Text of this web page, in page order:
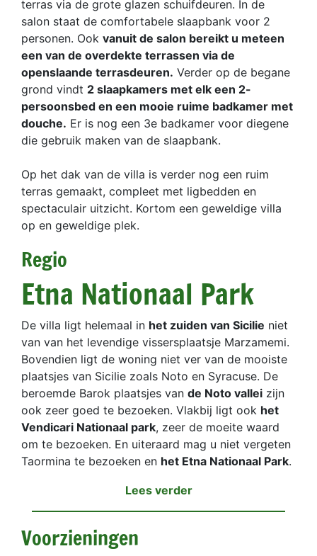
terras via de grote glazen schuifdeuren. In de
salon staat de comfortabele slaapbank voor 2
personen. Ook vanuit de salon bereikt u meteen
een van de overdekte terrassen via de
openslaande terrasdeuren. Verder op de begane
grond vindt 2 slaapkamers met elk een 2-
persoonsbed en een mooie ruime badkamer met
douche. Er is nog een 3e badkamer voor diegene
die gebruik maken van de slaapbank.
Op het dak van de villa is verder nog een ruim
terras gemaakt, compleet met ligbedden en
spectaculair uitzicht. Kortom een geweldige villa
op en geweldige plek.
Regio
Etna Nationaal Park
De villa ligt helemaal in het zuiden van Sicilie niet
van van het levendige vissersplaatsje Marzamemi.
Bovendien ligt de woning niet ver van de mooiste
plaatsjes van Sicilie zoals Noto en Syracuse. De
beroemde Barok plaatsjes van de Noto vallei zijn
ook zeer goed te bezoeken. Vlakbij ligt ook het
Vendicari Nationaal park, zeer de moeite waard
om te bezoeken. En uiteraard mag u niet vergeten
Taormina te bezoeken en het Etna Nationaal Park.
Lees verder
Voorzieningen